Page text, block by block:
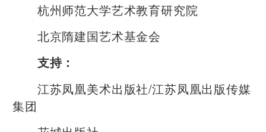
杭州师范大学艺术教育研究院
北京隋建国艺术基金会
支持：
江苏凤凰美术出版社/江苏凤凰出版传媒
集团